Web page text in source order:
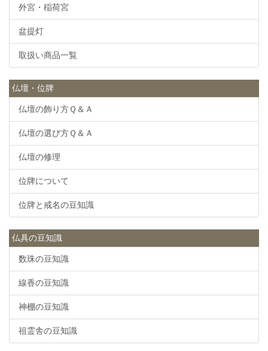
外宮・稲荷宮
盆提灯
取扱い商品一覧
仏壇・位牌
仏壇の飾り方Ｑ＆Ａ
仏壇の選び方Ｑ＆Ａ
仏壇の修理
位牌について
位牌と戒名の豆知識
仏具の豆知識
数珠の豆知識
線香の豆知識
神棚の豆知識
祖霊舎の豆知識